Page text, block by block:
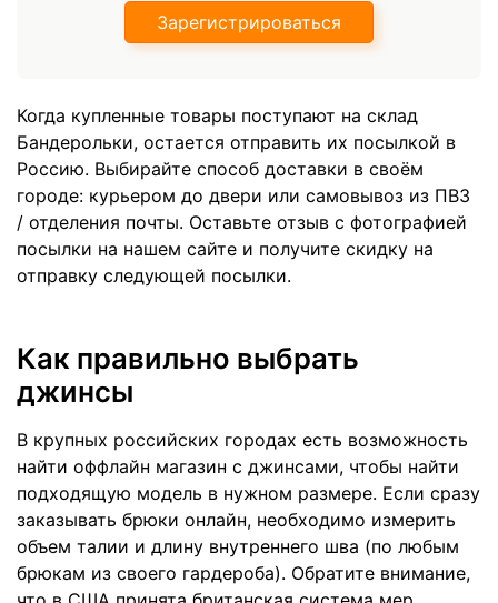
Зарегистрироваться
Когда купленные товары поступают на склад
Бандерольки, остается отправить их посылкой в
Россию. Выбирайте способ доставки в своём
городе: курьером до двери или самовывоз из ПВЗ
/ отделения почты. Оставьте отзыв с фотографией
посылки на нашем сайте и получите скидку на
отправку следующей посылки.
Как правильно выбрать
джинсы
В крупных российских городах есть возможность
найти оффлайн магазин с джинсами, чтобы найти
подходящую модель в нужном размере. Если сразу
заказывать брюки онлайн, необходимо измерить
объем талии и длину внутреннего шва (по любым
брюкам из своего гардероба). Обратите внимание,